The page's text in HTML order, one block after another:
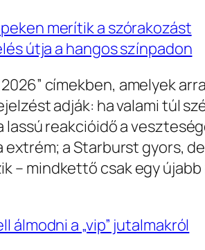
merítik a szórakozást
útja a hangos színpadon
címekben, amelyek
adják: ha valami túl
reakcióidő a
a Starburst gyors,
– mindkettő csak egy
a „vip” jutalmakról